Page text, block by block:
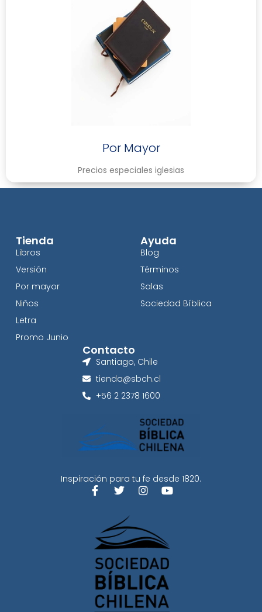
Por Mayor
Precios especiales iglesias
Inspiración para tu fe desde 1820.
Tienda
Libros
Versión
Por mayor
Niños
Letra
Promo Junio
Ayuda
Blog
Términos
Salas
Sociedad Bíblica
Contacto
Santiago, Chile
tienda@sbch.cl
+56 2 2378 1600